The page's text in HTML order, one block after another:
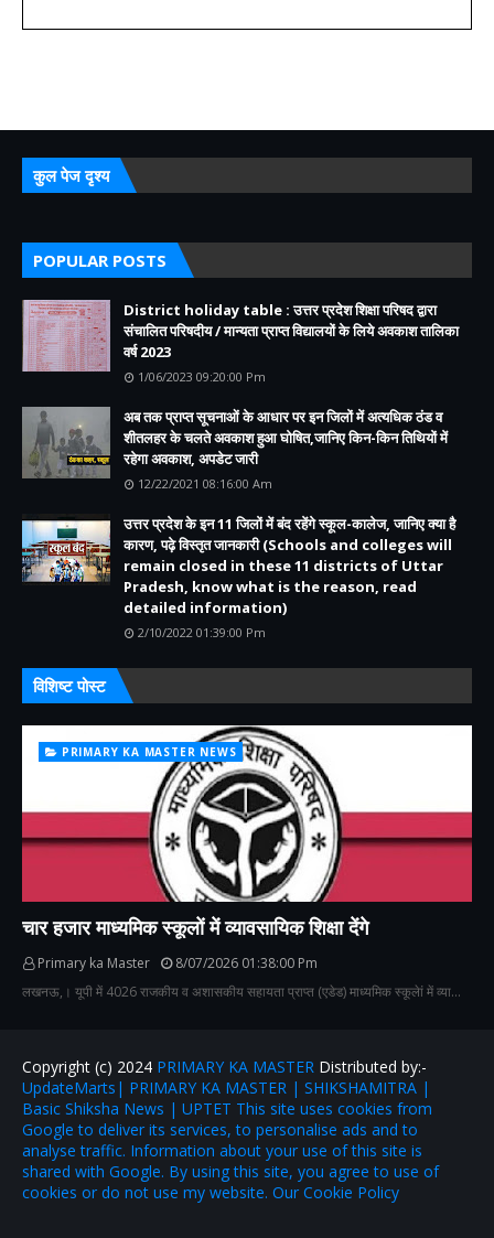
कुल पेज दृश्य
POPULAR POSTS
District holiday table : उत्तर प्रदेश शिक्षा परिषद द्वारा
संचालित परिषदीय / मान्यता प्राप्त विद्यालयों के लिये अवकाश तालिका
वर्ष 2023
1/06/2023 09:20:00 Pm
अब तक प्राप्त सूचनाओं के आधार पर इन जिलों में अत्यधिक ठंड व
शीतलहर के चलते अवकाश हुआ घोषित,जानिए किन-किन तिथियों में
रहेगा अवकाश, अपडेट जारी
12/22/2021 08:16:00 Am
उत्तर प्रदेश के इन 11 जिलों में बंद रहेंगे स्कूल-कालेज, जानिए क्या है
कारण, पढ़े विस्तृत जानकारी (Schools and colleges will
remain closed in these 11 districts of Uttar
Pradesh, know what is the reason, read
detailed information)
2/10/2022 01:39:00 Pm
विशिष्ट पोस्ट
PRIMARY KA MASTER NEWS
चार हजार माध्यमिक स्कूलों में व्यावसायिक शिक्षा देंगे
Primary ka Master
8/07/2026 01:38:00 Pm
लखनऊ,। यूपी में 4026 राजकीय व अशासकीय सहायता प्राप्त (एडेड) माध्यमिक स्कूलेां में व्या…
Copyright (c) 2024 PRIMARY KA MASTER Distributed by:-
UpdateMarts| PRIMARY KA MASTER | SHIKSHAMITRA |
Basic Shiksha News | UPTET This site uses cookies from
Google to deliver its services, to personalise ads and to
analyse traffic. Information about your use of this site is
shared with Google. By using this site, you agree to use of
cookies or do not use my website. Our Cookie Policy